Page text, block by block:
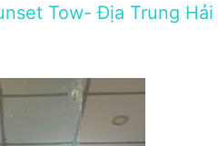
Tow- Địa Trung Hải